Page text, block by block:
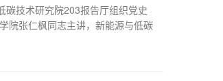
技术研究院203报告厅组织党史
院张仁枫同志主讲，新能源与低碳